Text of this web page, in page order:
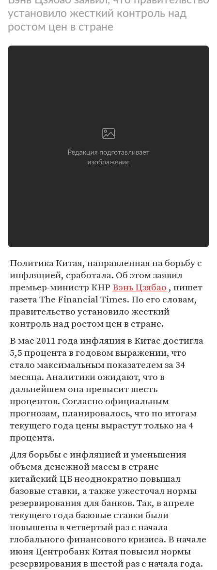
установило жесткий контроль над
ростом цен в стране
Политика Китая, направленная на борьбу с
инфляцией, сработала. Об этом заявил
премьер-министр КНР Вэнь Цзябао , пишет
газета The Financial Times. По его словам,
правительство установило жесткий
контроль над ростом цен в стране.
В мае 2011 года инфляция в Китае достигла
5,5 процента в годовом выражении, что
стало максимальным показателем за 34
месяца. Аналитики ожидают, что в
дальнейшем она превысит шесть
процентов. Согласно официальным
прогнозам, планировалось, что по итогам
текущего года цены вырастут только на 4
процента.
Для борьбы с инфляцией и уменьшения
объема денежной массы в стране
китайский ЦБ неоднократно повышал
базовые ставки, а также ужесточал нормы
резервирования для банков. Так, в апреле
текущего года базовые ставки были
повышены в четвертый раз с начала
глобального финансового кризиса. В начале
июня Центробанк Китая повысил нормы
резервирования в шестой раз с начала года.